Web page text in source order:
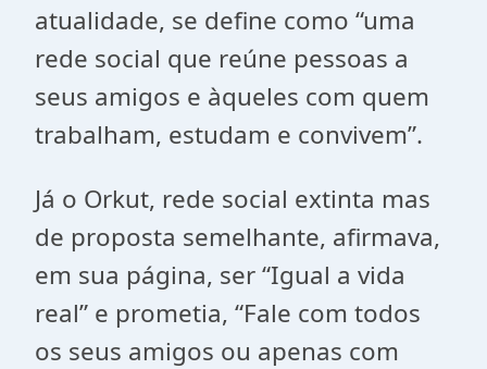
atualidade, se define como “uma
rede social que reúne pessoas a
seus amigos e àqueles com quem
trabalham, estudam e convivem”.
Já o Orkut, rede social extinta mas
de proposta semelhante, afirmava,
em sua página, ser “Igual a vida
real” e prometia, “Fale com todos
os seus amigos ou apenas com